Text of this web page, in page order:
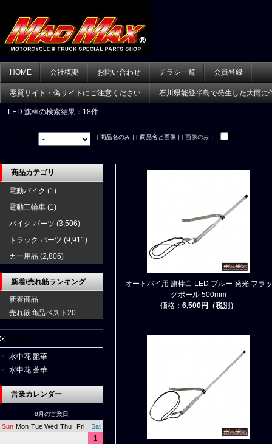
HOME 会社概要 お問い合わせ チラシ一覧 会員登録
悪質サイト・偽サイトにご注意ください 石川県能登半島で発生した大雨に
LED 旗棒の検索結果：18件
[ 商品名のみ ] [ 商品名と画像 ] [ 画像のみ ]
オートバイ用 旗棒白 LED ブルー 発光 フラッ
グポール 500mm
価格： 6,500円（税別）
商品カテゴリ
電動バイク (1)
電動三輪車 (1)
バイク パーツ (3,506)
トラック パーツ (9,911)
カー用品 (2,806)
新着/売れ筋ランキング
新着商品
売れ筋商品ベスト20
水中花 艶華
水中花 蒼華
営業カレンダー
8月の営業日
Sun Mon Tue Wed Thu Fri Sat
1